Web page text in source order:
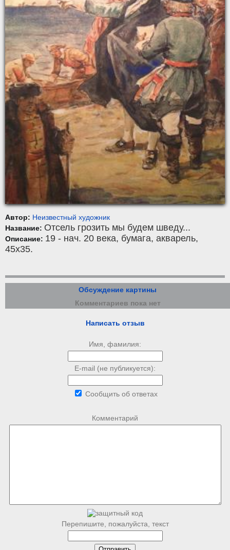
Автор: Неизвестный художник
Название: Отсель грозить мы будем шведу...
Описание: 19 - нач. 20 века, бумага, акварель,
45x35.
Обсуждение картины
Комментариев пока нет
Написать отзыв
Имя, фамилия:
E-mail (не публикуется):
Сообщить об ответах
Комментарий
Перепишите, пожалуйста, текст